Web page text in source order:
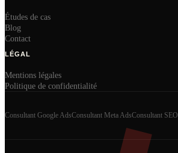
Études de cas
Blog
Contact
LÉGAL
Mentions légales
Politique de confidentialité
Consultant Google AdsConsultant Meta AdsConsultant SEO